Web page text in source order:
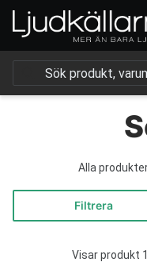
Alla
Filtrera
Visar produkt